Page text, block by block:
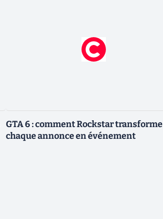
GTA 6 : comment Rockstar transforme
chaque annonce en événement